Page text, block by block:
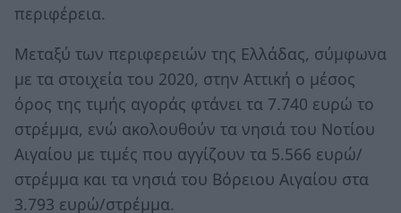
περιφέρεια.
Μεταξύ των περιφερειών της Ελλάδας, σύμφωνα
με τα στοιχεία του 2020, στην Αττική ο μέσος
όρος της τιμής αγοράς φτάνει τα 7.740 ευρώ το
στρέμμα, ενώ ακολουθούν τα νησιά του Νοτίου
Αιγαίου με τιμές που αγγίζουν τα 5.566 ευρώ/
στρέμμα και τα νησιά του Βόρειου Αιγαίου στα
3.793 ευρώ/στρέμμα.